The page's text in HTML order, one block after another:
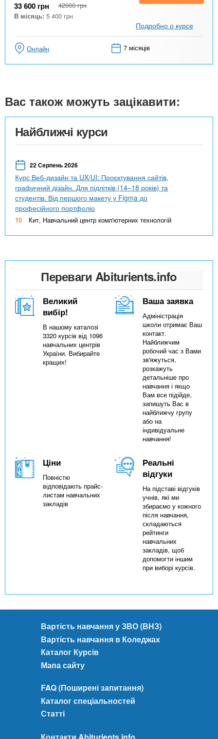
33 600 грн 42000 грн
В місяць: 5 400 грн
Подробно о курсе
Онлайн 7 місяців
Вас також можуть зацікавити:
Найближчі курси
22 Серпень 2026
Курс Веб-дизайн та UX/UI: Проєктування сайтів,
графичний дізайн. Для підлітків (14–18 років) та
студентів. Від першого макету у Figma до
професійного портфоліо
10 Кит, Навчальний центр комп'ютерних технологій
Переваги Abiturients.info
Великий
вибір!
В нашому каталозі
3320 курсів від 1096
навчальних центрів
України. Вибирайте
кращих!
Ваша заявка
Адміністрація
школи отримає Ваш
контакт.
Найближчим
робочий час з Вами
зв'яжуться,
розкажуть
детальніше про
навчання і якщо
Вам все підійде,
запишуть Вас в
найближчу групу
або на
індивідуальне
навчання!
Ціни
Повністю
відповідають прайс-
листам навчальних
закладів
Реальні
відгуки
На підставі відгуків
учнів, які ми
збираємо у кожного
після навчання,
складаються
рейтинги
навчальних
закладів, щоб
допомогти іншим
при виборі курсів.
Вартість навчання у ЗВО (ВНЗ)
Вартість навчання в Коледжах
Каталог Курсів
Мапа сайту
FAQ (Поширені запитання)
Каталог спеціальностей
Статті